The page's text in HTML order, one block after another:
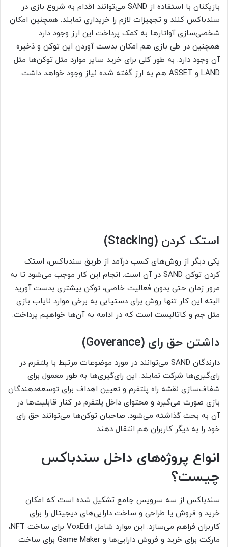
بازیکنان با استفاده از SAND می‌توانند اقدام به شروع بازی در
سندباکس کنند و تجهیزات لازم را خریداری نمایند. همچنین امکان
شخصی‌سازی آواتارها به کمک پرداخت این ارز وجود دارد.
همچنین در طی بازی هم امکان بدست آوردن این توکن و ذخیره
آن وجود دارد. به طور کلی برای خرید سایر موارد مثل توکن‌ها مثل
LAND و ASSET هم به ارز گفته شده نیاز وجود خواهد داشت.
استک کردن (Stacking)
یکی دیگر از روش‌های کسب درآمد از طریق سندباکس، استک
کردن توکن SAND در آن است. انجام این کار موجب می‌شود تا به
مرور زمان حتی بدون فعالیت خاصی، توکن بیشتری بدست آورید.
البته این کار تنها روش برای دستیابی به برخی موارد نایاب بازی
مثل جم و کاتالیست است که در ادامه به آن‌ها خواهیم پرداخت.
داشتن حق رای (Goverance)
دارندگان SAND می‌توانند در مورد موضوعات مرتبط با پلتفرم در
رای‌گیری‌ها شرکت نمایند. این رای‌گیری‌ها به طور معمول برای
شفاف‌سازی نقشه راه پلتفرم و تعیین اهداف برای توسعه‌دهندگان
بازی صورت می‌گیرد و محتوای داخل پلتفرم در کنار قابلیت‌ها در
آن به بحث گذاشته می‌شود. صاحبان توکن‌ها می‌توانند حق رای
خود را به دیگر کاربران هم انتقال دهند.
انواع پروژه‌های داخل سندباکس
چیست؟
سندباکس از سه سرویس جامع تشکیل شده است که امکان
خرید و فروش یا طراحی و ساخت دارایی‌های دیجیتال را برای
کاربران فراهم می‌سازد. این موارد شامل VoxEdit برای ساخت NFT،
مارکت برای خرید و فروش دارایی‌ها و Game Maker برای ساخت